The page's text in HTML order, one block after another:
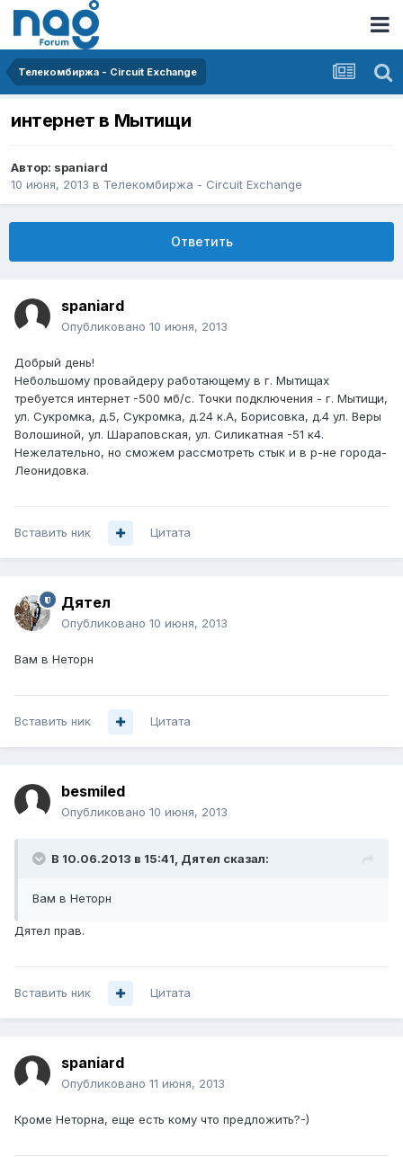
Телекомбиржа - Circuit Exchange
интернет в Мытищи
Автор: spaniard
10 июня, 2013 в Телекомбиржа - Circuit Exchange
Ответить
spaniard
Опубликовано 10 июня, 2013
Добрый день!
Небольшому провайдеру работающему в г. Мытищах
требуется интернет -500 мб/с. Точки подключения - г. Мытищи,
ул. Сукромка, д.5, Сукромка, д.24 к.А, Борисовка, д.4 ул. Веры
Волошиной, ул. Шараповская, ул. Силикатная -51 к4.
Нежелательно, но сможем рассмотреть стык и в р-не города-
Леонидовка.
Вставить ник Цитата
Дятел
Опубликовано 10 июня, 2013
Вам в Неторн
Вставить ник Цитата
besmiled
Опубликовано 10 июня, 2013
В 10.06.2013 в 15:41, Дятел сказал:
Вам в Неторн
Дятел прав.
Вставить ник Цитата
spaniard
Опубликовано 11 июня, 2013
Кроме Неторна, еще есть кому что предложить?-)